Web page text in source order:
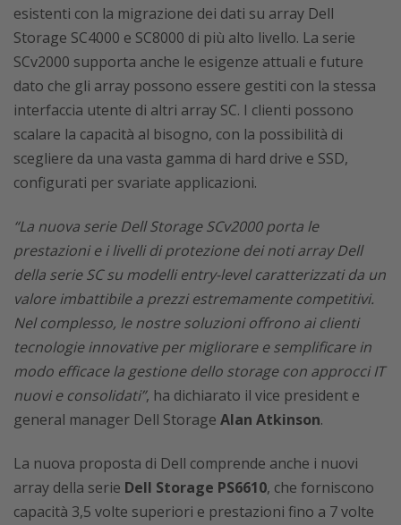
esistenti con la migrazione dei dati su array Dell
Storage SC4000 e SC8000 di più alto livello. La serie
SCv2000 supporta anche le esigenze attuali e future
dato che gli array possono essere gestiti con la stessa
interfaccia utente di altri array SC. I clienti possono
scalare la capacità al bisogno, con la possibilità di
scegliere da una vasta gamma di hard drive e SSD,
configurati per svariate applicazioni.
“La nuova serie Dell Storage SCv2000 porta le
prestazioni e i livelli di protezione dei noti array Dell
della serie SC su modelli entry-level caratterizzati da un
valore imbattibile a prezzi estremamente competitivi.
Nel complesso, le nostre soluzioni offrono ai clienti
tecnologie innovative per migliorare e semplificare in
modo efficace la gestione dello storage con approcci IT
nuovi e consolidati”, ha dichiarato il vice president e
general manager Dell Storage Alan Atkinson.
La nuova proposta di Dell comprende anche i nuovi
array della serie Dell Storage PS6610, che forniscono
capacità 3,5 volte superiori e prestazioni fino a 7 volte